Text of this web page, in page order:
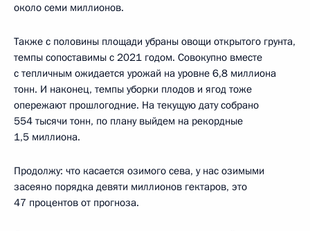
около семи миллионов.
Также с половины площади убраны овощи открытого грунта,
темпы сопоставимы с 2021 годом. Совокупно вместе
с тепличным ожидается урожай на уровне 6,8 миллиона
тонн. И наконец, темпы уборки плодов и ягод тоже
опережают прошлогодние. На текущую дату собрано
554 тысячи тонн, по плану выйдем на рекордные
1,5 миллиона.
Продолжу: что касается озимого сева, у нас озимыми
засеяно порядка девяти миллионов гектаров, это
47 процентов от прогноза.